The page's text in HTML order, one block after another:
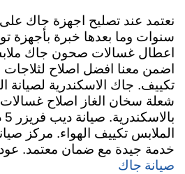
سنوات وما بعدها خبرة بأجهزة
اعطال غسالات صحون جاك
اضمن معنا افضل اصلاح
شعلة سخان الغاز اصلاح
الملابس تكييف الهواء. مركز
خدمة جيدة مع ضمان معتمد.
صيانة جاك